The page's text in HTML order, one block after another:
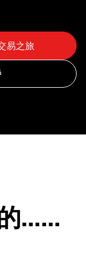
……